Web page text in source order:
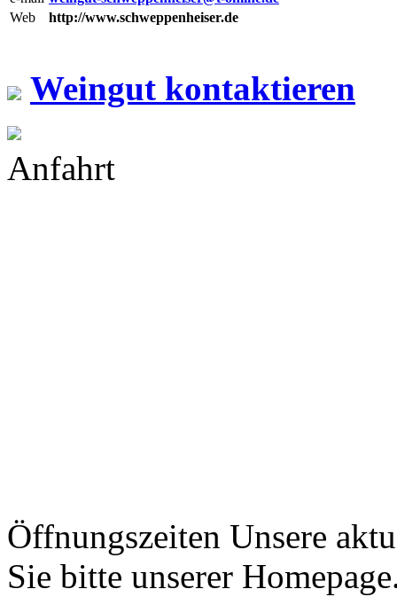
Web
http://www.schweppenheiser.de
Weingut kontaktieren
Anfahrt
Öffnungszeiten Unsere
Sie bitte unserer